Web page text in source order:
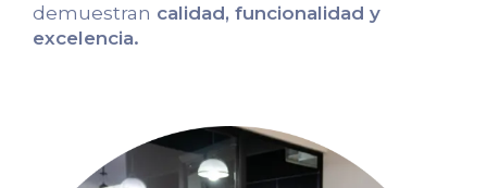
demuestran calidad, funcionalidad y
excelencia.